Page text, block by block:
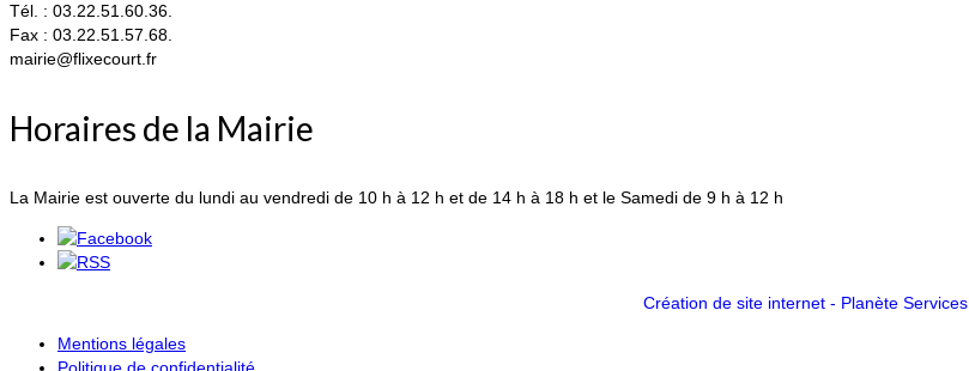
Tél. : 03.22.51.60.36.
Fax : 03.22.51.57.68.
mairie@flixecourt.fr
Horaires de la Mairie
La Mairie est ouverte du lundi au vendredi de 10 h à 12 h et de 14 h à 18 h et le Samedi de 9 h à 12 h
Création de site internet - Planète Services
Mentions légales